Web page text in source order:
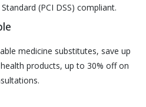
(PCI DSS) compliant.
medicine substitutes, save up
products, up to 30% off on